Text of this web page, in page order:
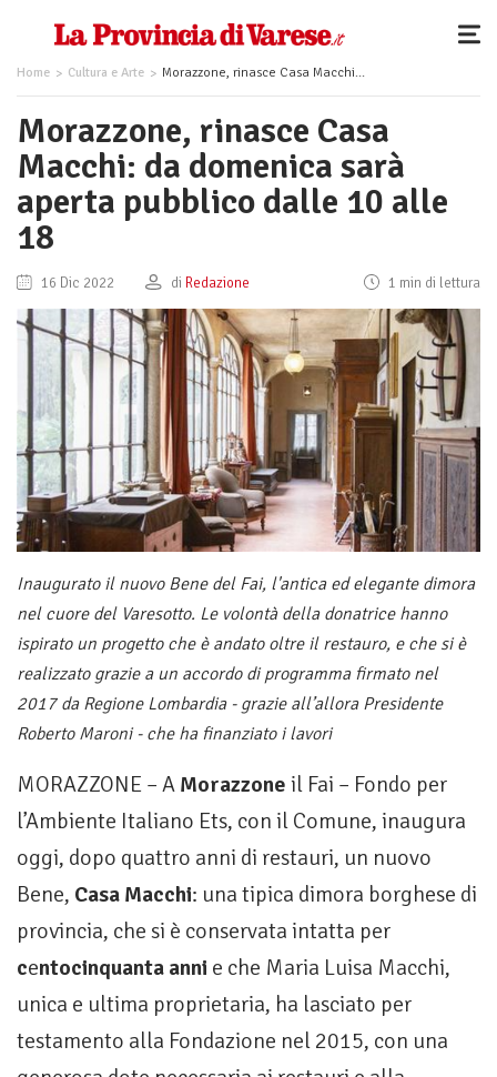
Home Cultura e Arte Morazzone, rinasce Casa Macchi: da domenica sarà aperta pubblico dalle 10 alle 18
Morazzone, rinasce Casa
Macchi: da domenica sarà
aperta pubblico dalle 10 alle
18
16 Dic 2022 di Redazione 1 min di lettura
Inaugurato il nuovo Bene del Fai, l'antica ed elegante dimora
nel cuore del Varesotto. Le volontà della donatrice hanno
ispirato un progetto che è andato oltre il restauro, e che si è
realizzato grazie a un accordo di programma firmato nel
2017 da Regione Lombardia - grazie all’allora Presidente
Roberto Maroni - che ha finanziato i lavori
MORAZZONE – A Morazzone il Fai – Fondo per
l’Ambiente Italiano Ets, con il Comune, inaugura
oggi, dopo quattro anni di restauri, un nuovo
Bene, Casa Macchi: una tipica dimora borghese di
provincia, che si è conservata intatta per
centocinquanta anni e che Maria Luisa Macchi,
unica e ultima proprietaria, ha lasciato per
testamento alla Fondazione nel 2015, con una